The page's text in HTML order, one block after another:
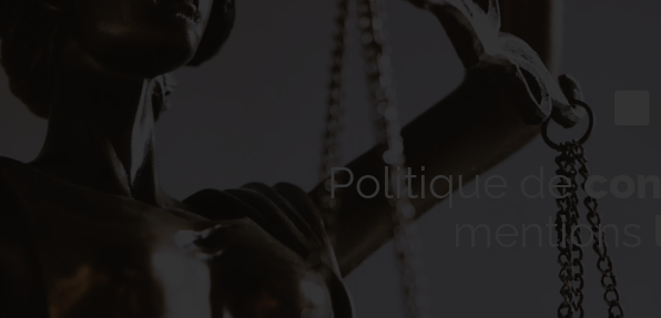
Politique de
mentions